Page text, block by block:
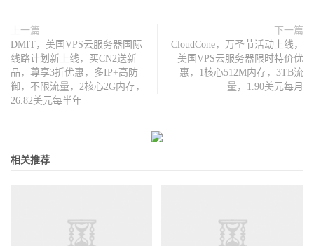
上一篇
DMIT，美国VPS云服务器国际
线路计划新上线，买CN2送新
品，尊享3折优惠，多IP+高防
御，不限流量，2核心2G内存，
26.82美元每半年
下一篇
CloudCone，万圣节活动上线，
美国VPS云服务器限时特价优
惠，1核心512M内存，3TB流
量，1.90美元每月
相关推荐